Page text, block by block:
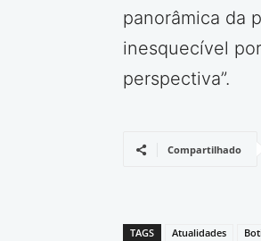
panorâmica da
inesquecível
perspectiva”.
Compartilhado
TAGS Atualidades